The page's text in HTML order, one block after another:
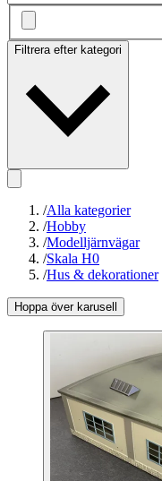
Filtrera efter kategori
/Alla kategorier
/Hobby
/Modelljärnvägar
/Skala H0
/Hus & dekorationer
Hoppa över karusell